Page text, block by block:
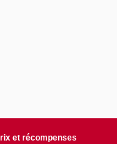
et récompenses